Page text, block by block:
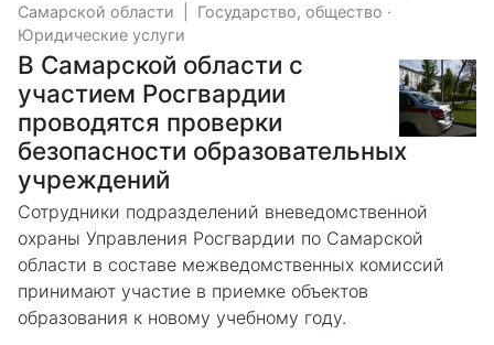
Самарской области
Государство, общество ·
Юридические услуги
В Самарской области с
участием Росгвардии
проводятся проверки
безопасности образовательных
учреждений
Сотрудники подразделений вневедомственной
охраны Управления Росгвардии по Самарской
области в составе межведомственных комиссий
принимают участие в приемке объектов
образования к новому учебному году.